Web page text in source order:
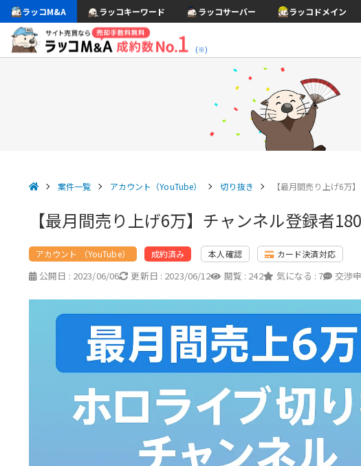
ラッコM&A ラッコキーワード ラッコサーバー ラッコドメイン
(※)
案件一覧 アカウント（YouTube） 切り抜き 【最月間売り上げ6万
【最月間売り上げ6万】チャンネル登録者
アカウント （YouTube） 成約済み 本人確認 カード決済対応
公開日 : 2023/06/06 更新日 : 2023/06/12 閲覧 : 242 気になる : 7 交渉